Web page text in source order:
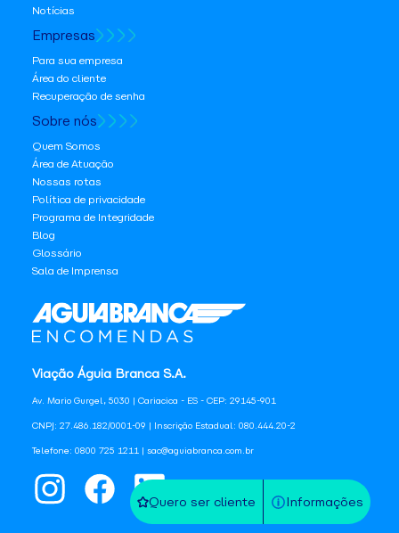
Quero ser cliente Informações
Viação Águia Branca S.A.
Av. Mario Gurgel, 5030 | Cariacica - ES - CEP: 29145-901
CNPJ: 27.486.182/0001-09 | Inscrição Estadual: 080.444.20-2
Telefone: 0800 725 1211 | sac@aguiabranca.com.br
Notícias
Empresas
Para sua empresa
Área do cliente
Recuperação de senha
Sobre nós
Quem Somos
Área de Atuação
Nossas rotas
Política de privacidade
Programa de Integridade
Blog
Glossário
Sala de Imprensa